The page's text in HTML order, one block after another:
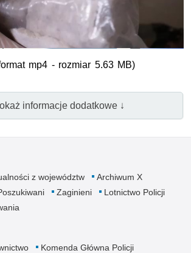
wideo
mp4 - rozmiar 5.63 MB)
informacje dodatkowe ↓
z województw
Archiwum X
Zaginieni
Lotnictwo Policji
Komenda Główna Policji